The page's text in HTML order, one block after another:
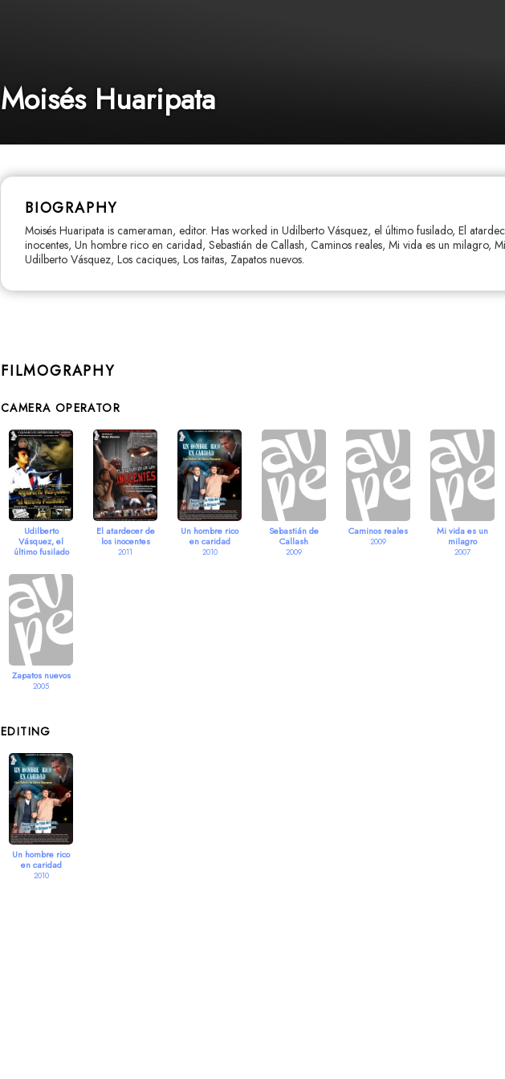
Moisés Huaripata
BIOGRAPHY
Moisés Huaripata is cameraman, editor. Has worked in Udilberto Vásquez, el último fusilado, El
inocentes, Un hombre rico en caridad, Sebastián de Callash, Caminos reales, Mi vida es un milagro,
Udilberto Vásquez, Los caciques, Los taitas, Zapatos nuevos.
FILMOGRAPHY
CAMERA OPERATOR
Udilberto
Vásquez, el
último fusilado
El atardecer de
los inocentes
2011
Un hombre rico
en caridad
2010
Sebastián de
Callash
2009
Caminos reales
2009
Mi vida es un
milagro
2007
Zapatos nuevos
2005
EDITING
Un hombre rico
en caridad
2010